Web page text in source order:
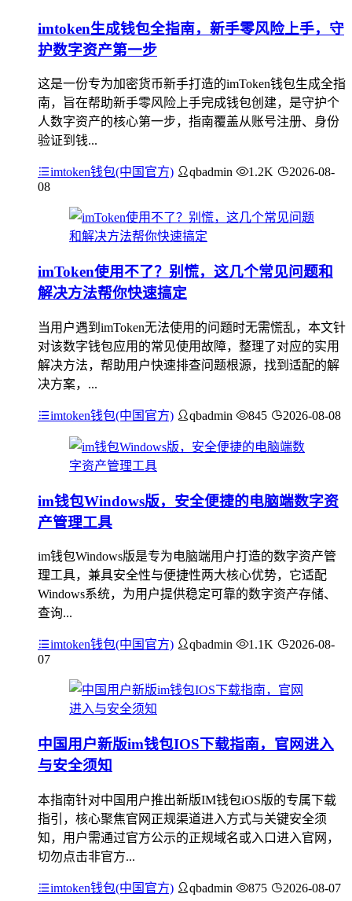
imtoken生成钱包全指南，新手零风险上手，守
护数字资产第一步
这是一份专为加密货币新手打造的imToken钱包生成全指
南，旨在帮助新手零风险上手完成钱包创建，是守护个
人数字资产的核心第一步，指南覆盖从账号注册、身份
验证到钱...
imtoken钱包(中国官方) qbadmin 1.2K
2026-08-
08
imToken使用不了？别慌，这几个常见问题和
解决方法帮你快速搞定
当用户遇到imToken无法使用的问题时无需慌乱，本文针
对该数字钱包应用的常见使用故障，整理了对应的实用
解决方法，帮助用户快速排查问题根源，找到适配的解
决方案，...
imtoken钱包(中国官方) qbadmin 845 2026-08-08
im钱包Windows版，安全便捷的电脑端数字资
产管理工具
im钱包Windows版是专为电脑端用户打造的数字资产管
理工具，兼具安全性与便捷性两大核心优势，它适配
Windows系统，为用户提供稳定可靠的数字资产存储、
查询...
imtoken钱包(中国官方) qbadmin 1.1K
2026-08-
07
中国用户新版im钱包IOS下载指南，官网进入
与安全须知
本指南针对中国用户推出新版IM钱包iOS版的专属下载
指引，核心聚焦官网正规渠道进入方式与关键安全须
知，用户需通过官方公示的正规域名或入口进入官网，
切勿点击非官方...
imtoken钱包(中国官方) qbadmin 875 2026-08-07